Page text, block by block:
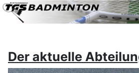
Der aktuelle